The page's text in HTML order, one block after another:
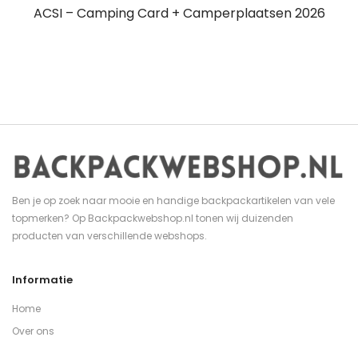
ACSI – Camping Card + Camperplaatsen 2026
Ben je op zoek naar mooie en handige backpackartikelen van vele
topmerken? Op Backpackwebshop.nl tonen wij duizenden
producten van verschillende webshops.
Informatie
Home
Over ons